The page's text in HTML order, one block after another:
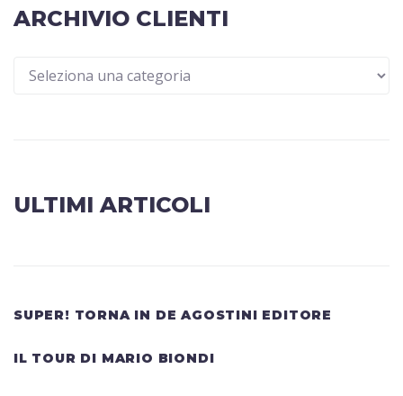
ARCHIVIO CLIENTI
ULTIMI ARTICOLI
SUPER! TORNA IN DE AGOSTINI EDITORE
IL TOUR DI MARIO BIONDI